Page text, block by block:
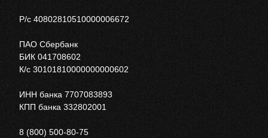
Р/с 40802810510000006672
ПАО Сбербанк
БИК 041708602
К/с 30101810000000000602
ИНН банка 7707083893
КПП банка 332802001
8 (800) 500-80-75